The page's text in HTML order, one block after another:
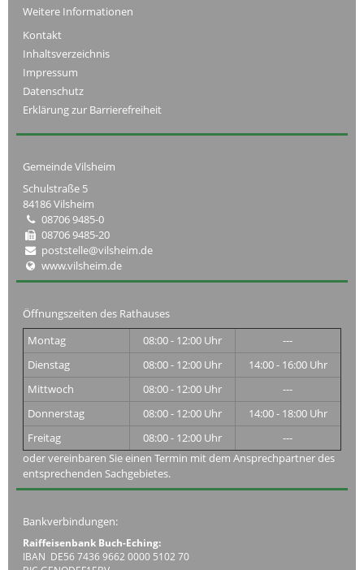
Weitere Informationen
Kontakt
Inhaltsverzeichnis
Impressum
Datenschutz
Erklärung zur Barrierefreiheit
Gemeinde Vilsheim
Schulstraße 5
84186 Vilsheim
08706 9485-0
08706 9485-20
poststelle@vilsheim.de
www.vilsheim.de
Öffnungszeiten des Rathauses
Montag
08:00 - 12:00 Uhr
---
Dienstag
08:00 - 12:00 Uhr
14:00 - 16:00 Uhr
Mittwoch
08:00 - 12:00 Uhr
---
Donnerstag
08:00 - 12:00 Uhr
14:00 - 18:00 Uhr
Freitag
08:00 - 12:00 Uhr
---
oder vereinbaren Sie einen Termin mit dem Ansprechpartner des
entsprechenden Sachgebietes.
Bankverbindungen:
Raiffeisenbank Buch-Eching:
IBAN DE56 7436 9662 0000 5102 70